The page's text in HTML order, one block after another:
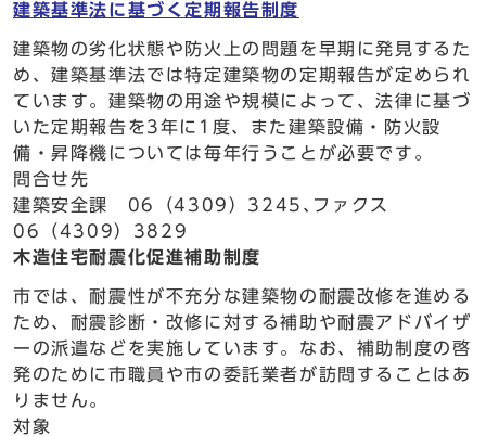
建築基準法に基づく定期報告制度
建築物の劣化状態や防火上の問題を早期に発見するた
め、建築基準法では特定建築物の定期報告が定められ
ています。建築物の用途や規模によって、法律に基づ
いた定期報告を3年に1度、また建築設備・防火設
備・昇降機については毎年行うことが必要です。
問合せ先
建築安全課 06（4309）3245､ファクス
06（4309）3829
木造住宅耐震化促進補助制度
市では、耐震性が不充分な建築物の耐震改修を進める
ため、耐震診断・改修に対する補助や耐震アドバイザ
ーの派遣などを実施しています。なお、補助制度の啓
発のために市職員や市の委託業者が訪問することはあ
りません。
対象